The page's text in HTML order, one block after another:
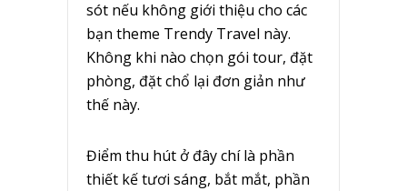
sót nếu không giới thiệu cho các
bạn theme Trendy Travel này.
Không khi nào chọn gói tour, đặt
phòng, đặt chổ lại đơn giản như
thế này.
Điểm thu hút ở đây chí là phần
thiết kế tươi sáng, bắt mắt, phần